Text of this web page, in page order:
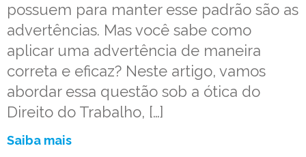
possuem para manter esse padrão são as
advertências. Mas você sabe como
aplicar uma advertência de maneira
correta e eficaz? Neste artigo, vamos
abordar essa questão sob a ótica do
Direito do Trabalho, […]
Saiba mais